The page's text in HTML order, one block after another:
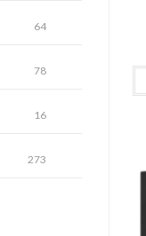
64
78
16
273